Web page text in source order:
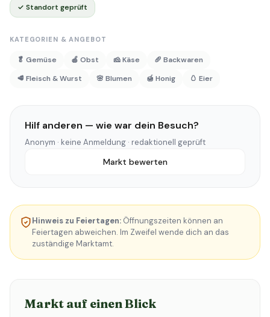
✓ Standort geprüft
KATEGORIEN & ANGEBOT
🥬 Gemüse 🍎 Obst 🧀 Käse
🥖 Backwaren
🥩 Fleisch & Wurst
🌸 Blumen 🍯 Honig 🥚 Eier
Hilf anderen — wie war dein Besuch?
Anonym · keine Anmeldung · redaktionell geprüft
Markt bewerten
Hinweis zu Feiertagen: Öffnungszeiten können an
Feiertagen abweichen. Im Zweifel wende dich an das
zuständige Marktamt.
Markt auf einen Blick